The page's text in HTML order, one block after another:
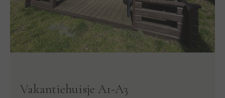
Vakantiehuisje A1-A3